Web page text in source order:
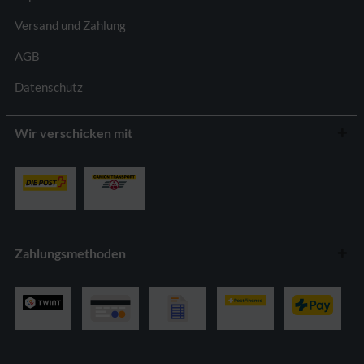
Versand und Zahlung
AGB
Datenschutz
Wir verschicken mit
Zahlungsmethoden